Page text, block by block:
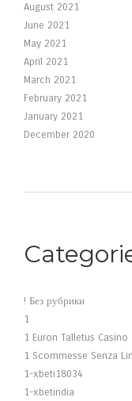
August 2021
June 2021
May 2021
April 2021
March 2021
February 2021
January 2021
December 2020
! Без рубрики
1
1 Euron Talletus Casino
1 Scommesse Senza
1-xbeti18034
1-xbetindia